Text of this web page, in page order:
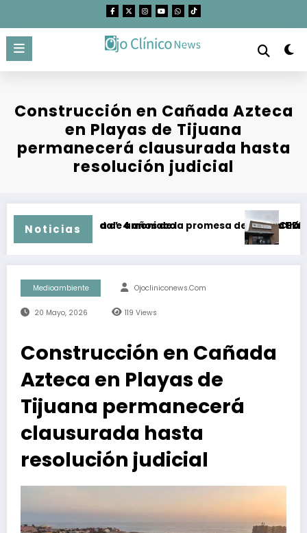
contenido
Construcción en Cañada Azteca
en Playas de Tijuana
permanecerá clausurada hasta
resolución judicial
Noticias
mega planta de amoniaco
para la vida”: 4 años de la promesa de dejar atrás el
CEDHBC
Medioambiente Ojocliniconews.com
20 Mayo, 2026 119 Views
Construcción en Cañada
Azteca en Playas de
Tijuana permanecerá
clausurada hasta
resolución judicial